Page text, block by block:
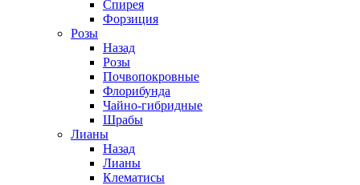
Спирея
Форзиция
Розы
Назад
Розы
Почвопокровные
Флорибунда
Чайно-гибридные
Шрабы
Лианы
Назад
Лианы
Клематисы